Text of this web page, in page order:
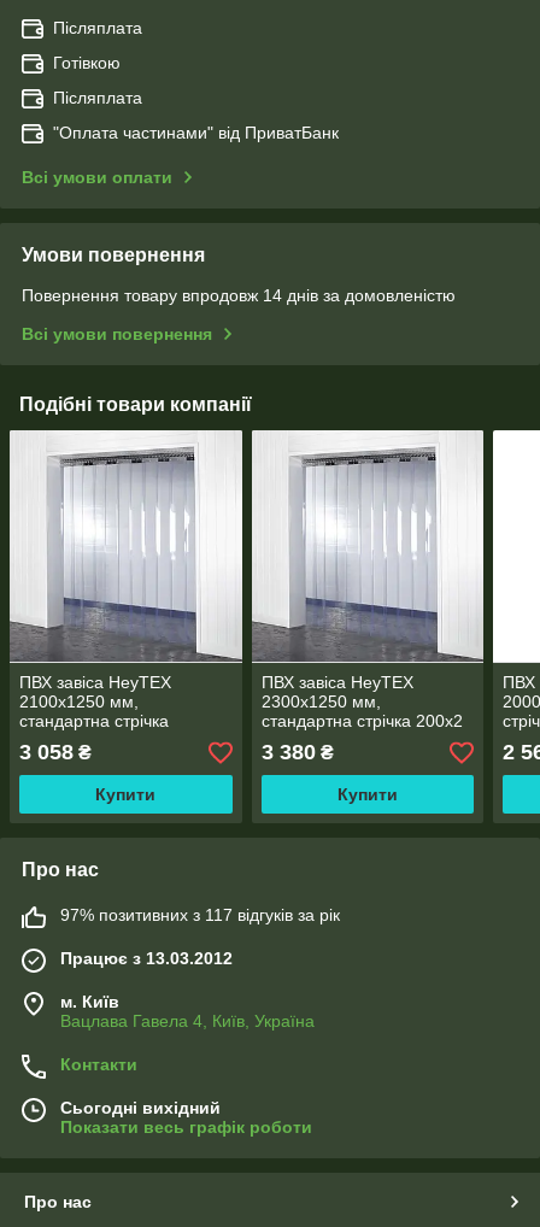
Післяплата
Готівкою
Післяплата
"Оплата чаcтинами" від ПриватБанк
Всі умови оплати
Умови повернення
Повернення товару впродовж 14 днів за домовленістю
Всі умови повернення
Подібні товари компанії
ПВХ завіса HeyTEX
2100х1250 мм,
стандартна стрічка
200х1.7 мм
3 058 ₴
Купити
ПВХ завіса HeyTEX
2300х1250 мм,
стандартна стрічка 200х2
мм
3 380₴
Купити
ПВХ
2
Про нас
97% позитивних з 117 відгуків за рік
Працює з 13.03.2012
м. Київ
Вацлава Гавела 4, Київ, Україна
Контакти
Сьогодні вихідний
Показати весь графік роботи
Про нас